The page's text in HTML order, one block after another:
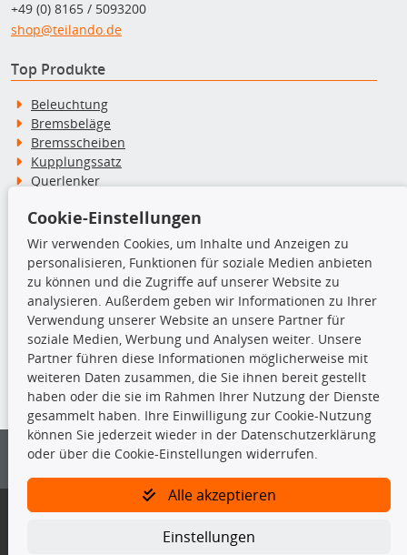
+49 (0) 8165 / 5093200
shop@teilando.de
Top Produkte
Beleuchtung
Bremsbeläge
Bremsscheiben
Kupplungssatz
Querlenker
Stoßdämpfer
TecDoc Inside
Die hier angezeigten Daten insbesondere die gesamte Datenbank dürfen
nicht kopiert werden.
Es ist zu unterlassen, die Daten oder die gesamte Datenbank ohne
vorherige Zustimmung von TecDoc zu vervielfältigen, zu verbreiten
und/oder diese Handlungen durch Dritte ausführen zu lassen. Ein
Bitte prüfen Sie, ob das über unseren Onlineshop identifizierte Ersatzteil
Gegebenenfalls sind ergänzende Informationen notwendig, um
Cookie-Einstellungen
Wir verwenden Cookies, um Inhalte und Anzeigen zu
personalisieren, Funktionen für soziale Medien anbieten
zu können und die Zugriffe auf unserer Website zu
analysieren. Außerdem geben wir Informationen zu Ihrer
Verwendung unserer Website an unsere Partner für
soziale Medien, Werbung und Analysen weiter. Unsere
Partner führen diese Informationen möglicherweise mit
weiteren Daten zusammen, die Sie ihnen bereit gestellt
haben oder die sie im Rahmen Ihrer Nutzung der Dienste
gesammelt haben. Ihre Einwilligung zur Cookie-Nutzung
können Sie jederzeit wieder in der Datenschutzerklärung
oder über die Cookie-Einstellungen widerrufen.
Alle akzeptieren
Einstellungen